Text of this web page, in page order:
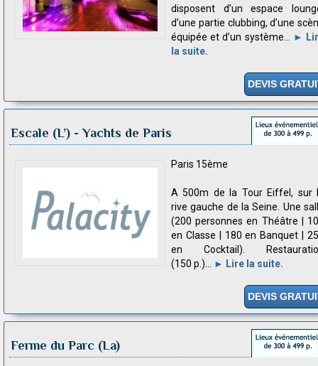
disposent d’un espace
d’une partie clubbing, d’une
équipée et d’un système...
►
la suite.
DEVIS
Escale (L’) - Yachts de Paris
Paris 15ème
A 500m de la Tour Eiffel, sur
rive gauche de la Seine. Une
(200 personnes en Théâtre |
en Classe | 180 en Banquet |
en Cocktail).
(150 p.)...
► Lire la suite.
DEVIS
Ferme du Parc (La)